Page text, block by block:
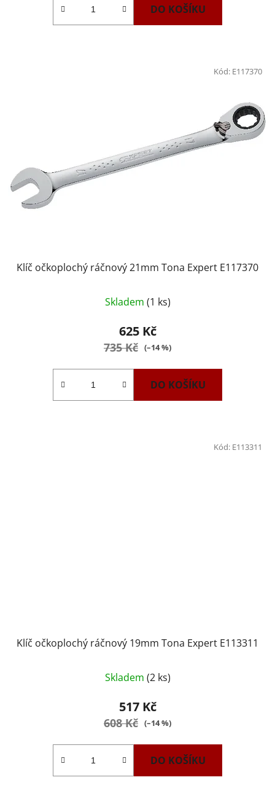
DO KOŠÍKU
Klíč očkoplochý ráčnový 21mm Tona Expert E117370
Skladem (1 ks)
625 Kč
735 Kč (–14 %)
DO KOŠÍKU
Kód: E117370
Klíč očkoplochý ráčnový 19mm Tona Expert E113311
Skladem (2 ks)
517 Kč
608 Kč (–14 %)
DO KOŠÍKU
Kód: E113311